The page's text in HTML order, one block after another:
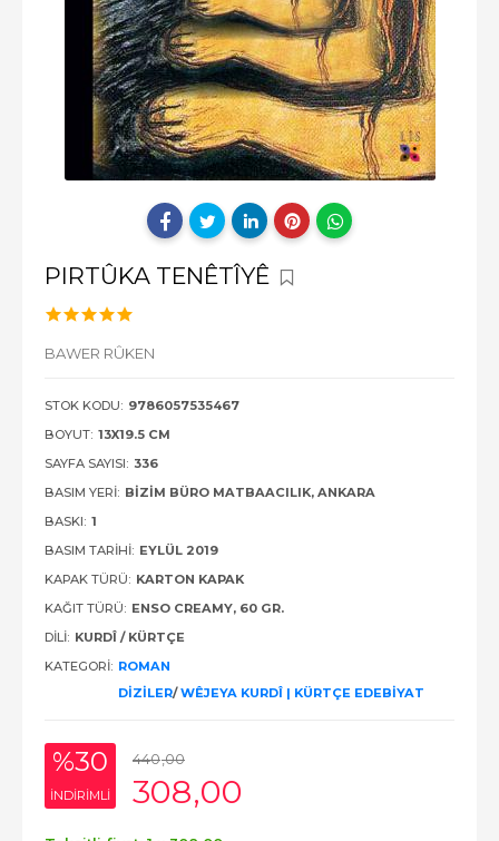
PIRTÛKA TENÊTÎYÊ
BAWER RÛKEN
STOK KODU: 9786057535467
BOYUT: 13X19.5 CM
SAYFA SAYISI: 336
BASIM YERI: BIZIM BÜRO MATBAACILIK, ANKARA
BASKI: 1
BASIM TARIHI: EYLÜL 2019
KAPAK TÜRÜ: KARTON KAPAK
KAĞIT TÜRÜ: ENSO CREAMY, 60 GR.
DILI: KURDÎ / KÜRTÇE
KATEGORI: ROMAN
DİZİLER/WÊJEYA KURDÎ | KÜRTÇE EDEBİYAT
%30
INDIRIMLI
440,00
308,00